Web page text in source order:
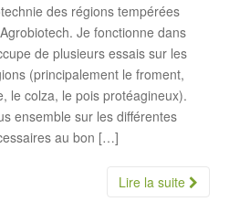
des régions tempérées
Je fonctionne dans
de plusieurs essais sur les
(principalement le froment,
le colza, le pois protéagineux).
ensemble sur les différentes
au bon […]
Lire la suite